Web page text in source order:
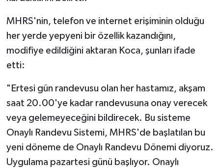
MHRS'nin, telefon ve internet erişiminin olduğu
her yerde yepyeni bir özellik kazandığını,
modifiye edildiğini aktaran Koca, şunları ifade
etti:
"Ertesi gün randevusu olan her hastamız, akşam
saat 20.00'ye kadar randevusuna onay verecek
veya gelemeyeceğini bildirecek. Bu sisteme
Onaylı Randevu Sistemi, MHRS'de başlatılan bu
yeni döneme de Onaylı Randevu Dönemi diyoruz.
Uygulama pazartesi günü başlıyor. Onaylı